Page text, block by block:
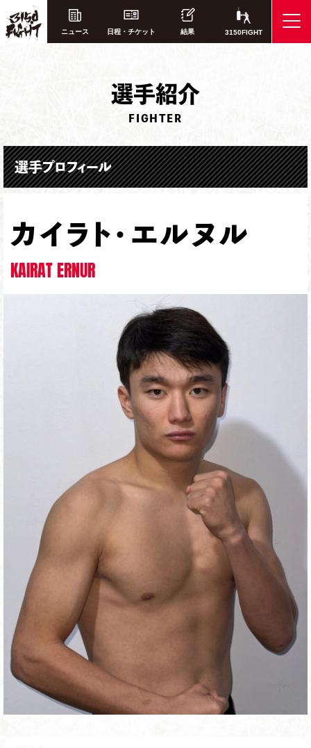
ニュース 日程・チケット 結果 3150FIGHT
選手紹介
FIGHTER
選手プロフィール
カイラト・エルヌル
KAIRAT ERNUR